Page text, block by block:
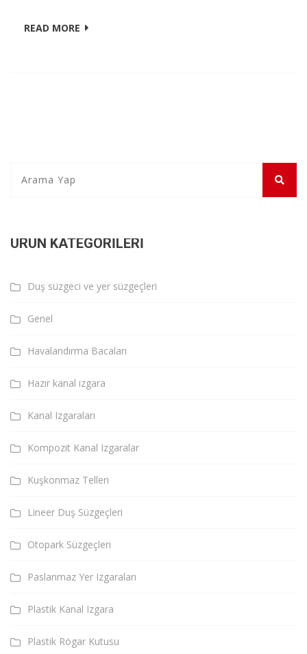
READ MORE
ÜRÜN KATEGORILERI
Duş süzgeci ve yer süzgeçleri
Genel
Havalandırma Bacaları
Hazır kanal ızgara
Kanal Izgaraları
Kompozit Kanal Izgaralar
Kuşkonmaz Telleri
Lineer Duş Süzgeçleri
Otopark Süzgeçleri
Paslanmaz Yer Izgaraları
Plastik Kanal Izgara
Plastik Rögar Kutusu